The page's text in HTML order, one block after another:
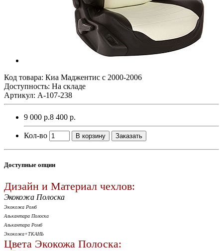
Код товара: Киа Маджентис с 2000-2006
Доступность: На складе
Артикул: A-107-238
9 000 р.8 400 р.
Кол-во В корзину Заказать
Доступные опции
Дизайн и Материал чехлов:
Экокожа Полоска
Экокожа Ромб
Алькантара Полоска
Алькантара Ромб
Экокожа+ТКАНЬ
Цвета Экокожа Полоска: